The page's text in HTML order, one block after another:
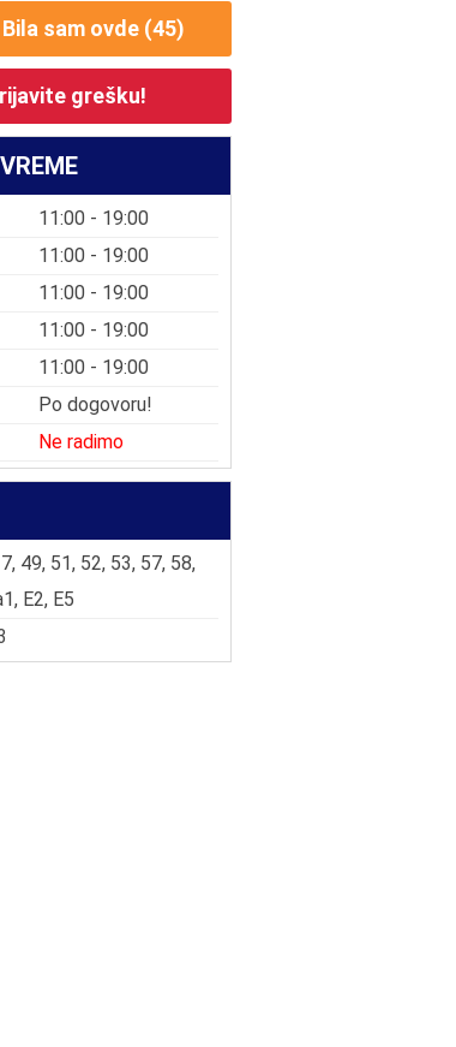
sam ovde (45)
grešku!
11:00 - 19:00
11:00 - 19:00
11:00 - 19:00
11:00 - 19:00
11:00 - 19:00
Po dogovoru!
Ne radimo
49, 51, 52, 53, 57, 58,
E2, E5